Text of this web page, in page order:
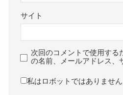
サイト
次回のコメントで使用する
の名前、メールアドレス、
私はロボットではありません